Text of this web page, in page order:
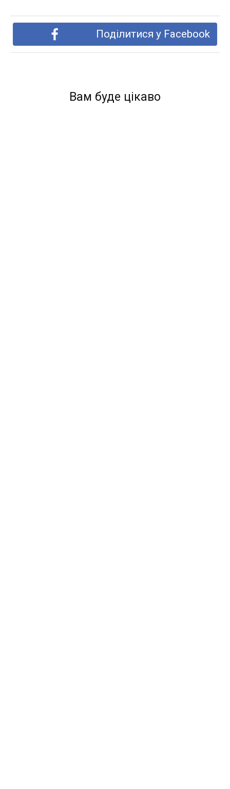
Поділитися у Facebook
Вам буде цікаво